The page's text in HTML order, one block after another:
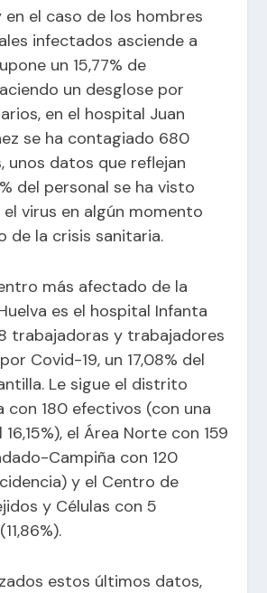
en el caso de los hombres
infectados asciende a
un 15,77% de
un desglose por
en el hospital Juan
se ha contagiado 680
unos datos que reflejan
del personal se ha visto
virus en algún momento
de la crisis sanitaria.
más afectado de la
es el hospital Infanta
trabajadoras y trabajadores
Covid-19, un 17,08% del
Le sigue el distrito
con 180 efectivos (con una
el Área Norte con 159
Campiña con 120
y el Centro de
y Células con 5
estos últimos datos,